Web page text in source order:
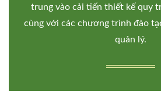
trung vào cải tiến thiết kế quy
cùng với các chương trình đào
quản lý.